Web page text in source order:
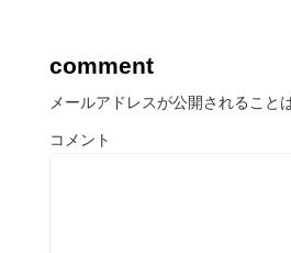
comment
メールアドレスが公開されること
コメント